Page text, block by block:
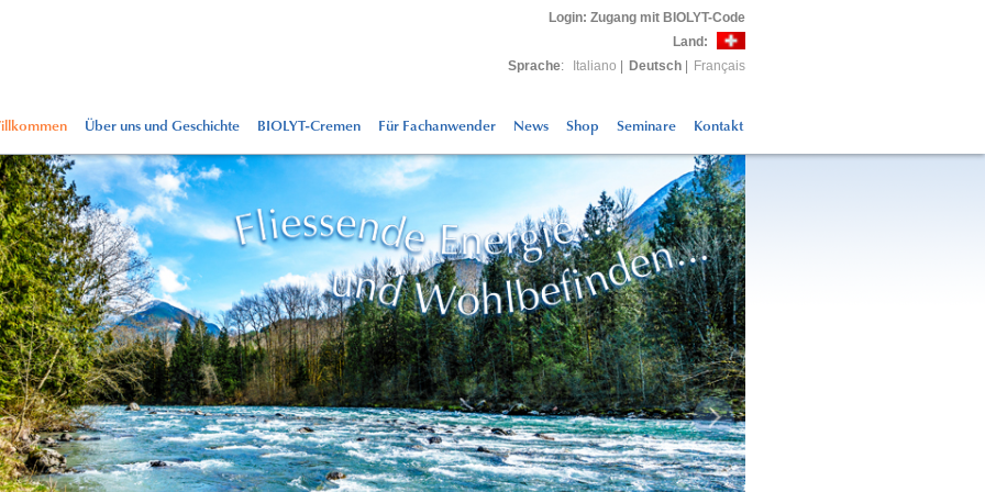
Login: Zugang mit BIOLYT-Code
Land:
Sprache: Italiano Deutsch Français
Über uns und Geschichte BIOLYT-Cremen Für Fachanwender News Shop Seminare Kontakt